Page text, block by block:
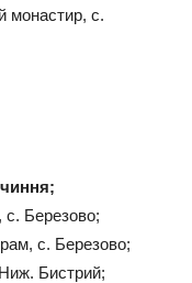
монастир, с.
с. Березово;
с. Березово;
Бистрий;